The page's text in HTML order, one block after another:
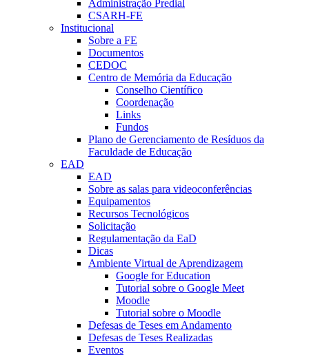
Administração Predial
CSARH-FE
Institucional
Sobre a FE
Documentos
CEDOC
Centro de Memória da Educação
Conselho Científico
Coordenação
Links
Fundos
Plano de Gerenciamento de Resíduos da
Faculdade de Educação
EAD
EAD
Sobre as salas para videoconferências
Equipamentos
Recursos Tecnológicos
Solicitação
Regulamentação da EaD
Dicas
Ambiente Virtual de Aprendizagem
Google for Education
Tutorial sobre o Google Meet
Moodle
Tutorial sobre o Moodle
Defesas de Teses em Andamento
Defesas de Teses Realizadas
Eventos